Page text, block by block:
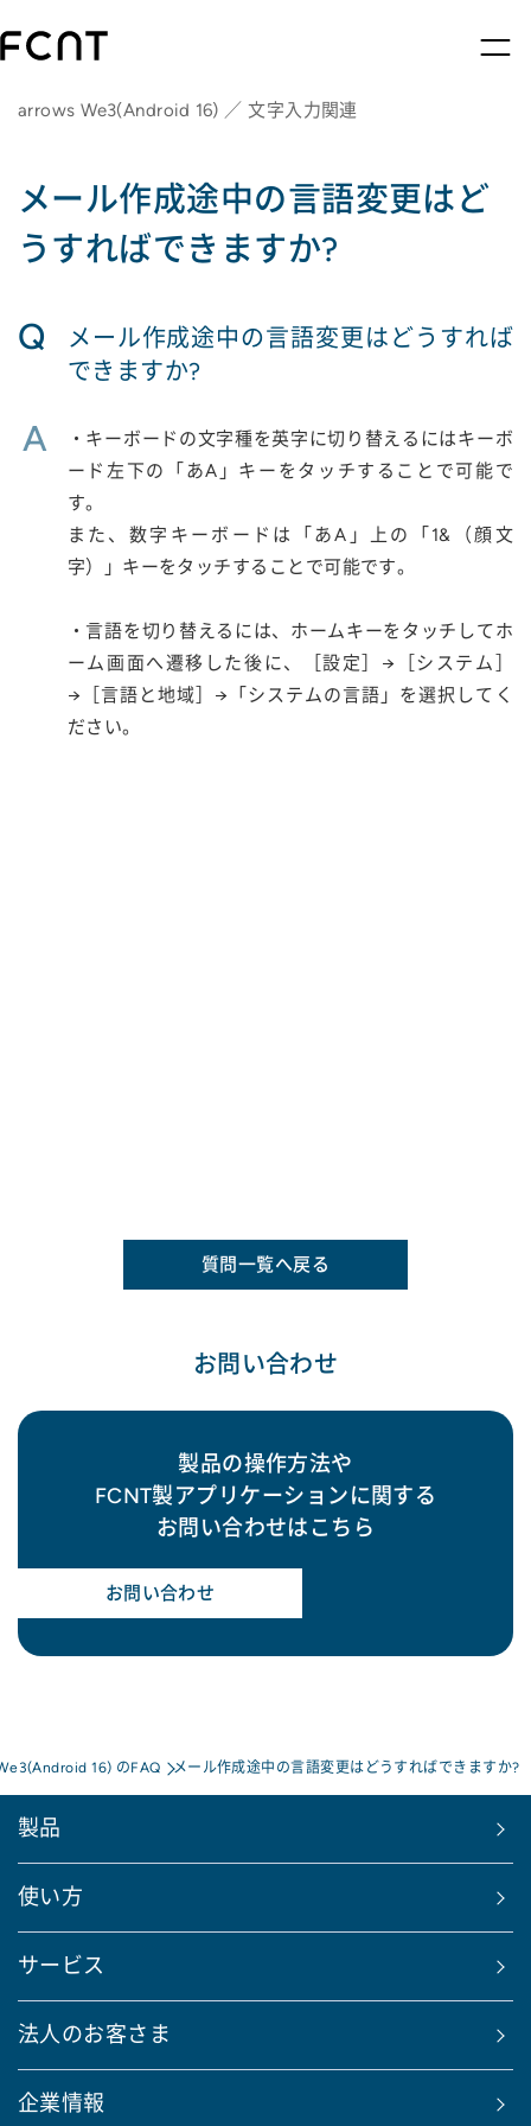
arrows We3(Android 16) ／ 文字入力関連
メール作成途中の言語変更はど
うすればできますか?
Q
メール作成途中の言語変更はどうすれば
できますか?
A
・キーボードの文字種を英字に切り替えるにはキーボ
ード左下の「あA」キーをタッチすることで可能で
す。
また、数字キーボードは「あA」上の「1&（顔文
字）」キーをタッチすることで可能です。
・言語を切り替えるには、ホームキーをタッチしてホ
ーム画面へ遷移した後に、［設定］→［システム］
→［言語と地域］→「システムの言語」を選択してく
ださい。
質問一覧へ戻る
お問い合わせ
製品の操作方法や
FCNT製アプリケーションに関する
お問い合わせはこちら
お問い合わせ
16) のFAQ メール作成途中の言語変更はどうすればできますか?
製品
使い方
サービス
法人のお客さま
企業情報